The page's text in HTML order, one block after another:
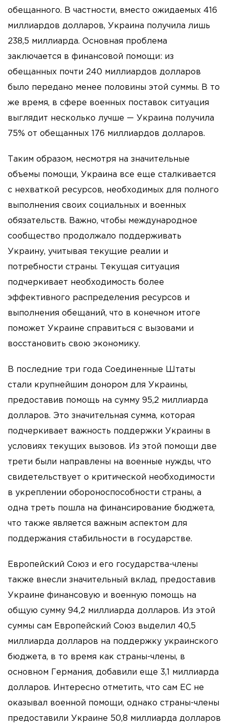
обещанного. В частности, вместо ожидаемых 416
миллиардов долларов, Украина получила лишь
238,5 миллиарда. Основная проблема
заключается в финансовой помощи: из
обещанных почти 240 миллиардов долларов
было передано менее половины этой суммы. В то
же время, в сфере военных поставок ситуация
выглядит несколько лучше — Украина получила
75% от обещанных 176 миллиардов долларов.
Таким образом, несмотря на значительные
объемы помощи, Украина все еще сталкивается
с нехваткой ресурсов, необходимых для полного
выполнения своих социальных и военных
обязательств. Важно, чтобы международное
сообщество продолжало поддерживать
Украину, учитывая текущие реалии и
потребности страны. Текущая ситуация
подчеркивает необходимость более
эффективного распределения ресурсов и
выполнения обещаний, что в конечном итоге
поможет Украине справиться с вызовами и
восстановить свою экономику.
В последние три года Соединенные Штаты
стали крупнейшим донором для Украины,
предоставив помощь на сумму 95,2 миллиарда
долларов. Это значительная сумма, которая
подчеркивает важность поддержки Украины в
условиях текущих вызовов. Из этой помощи две
трети были направлены на военные нужды, что
свидетельствует о критической необходимости
в укреплении обороноспособности страны, а
одна треть пошла на финансирование бюджета,
что также является важным аспектом для
поддержания стабильности в государстве.
Европейский Союз и его государства-члены
также внесли значительный вклад, предоставив
Украине финансовую и военную помощь на
общую сумму 94,2 миллиарда долларов. Из этой
суммы сам Европейский Союз выделил 40,5
миллиарда долларов на поддержку украинского
бюджета, в то время как страны-члены, в
основном Германия, добавили еще 3,1 миллиарда
долларов. Интересно отметить, что сам ЕС не
оказывал военной помощи, однако страны-члены
предоставили Украине 50,8 миллиарда долларов